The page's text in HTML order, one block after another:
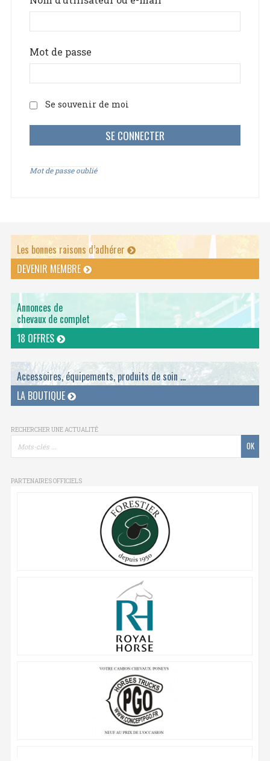
Mot de passe
Se souvenir de moi
Mot de passe oublié
Les bonnes raisons d’adhérer
DEVENIR MEMBRE
Annonces de
chevaux de complet
18 OFFRES
Accessoires, équipements, produits de soin ...
LA BOUTIQUE
RECHERCHER UNE ACTUALITÉ
PARTENAIRES OFFICIELS